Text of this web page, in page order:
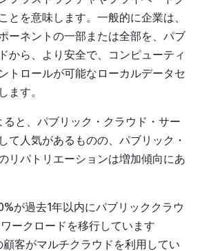
とを意味します。一般的に企業は、
ーネントの一部または全部を、パブ
から、より安全で、コンピューティ
トロールが可能なローカルデータセ
ます。
ると、パブリック・クラウド・サー
て人気があるものの、パブリック・
リパトリエーションは増加傾向にあ
が過去1年以内にパブリッククラウ
ークロードを移行しています
顧客がマルチクラウドを利用してい